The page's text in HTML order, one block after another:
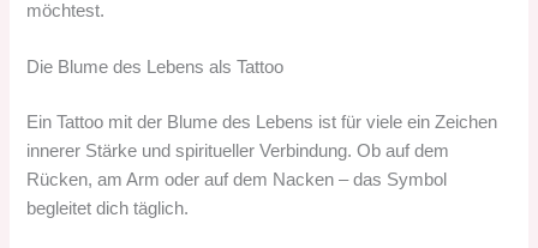
möchtest.
Die Blume des Lebens als Tattoo
Ein Tattoo mit der Blume des Lebens ist für viele ein Zeichen
innerer Stärke und spiritueller Verbindung. Ob auf dem
Rücken, am Arm oder auf dem Nacken – das Symbol
begleitet dich täglich.